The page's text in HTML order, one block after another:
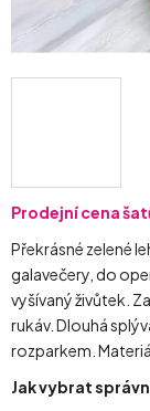
Prodejní cena
Překrásné zelené
galavečery, do
vyšívaný živůtek.
rukáv. Dlouhá
rozparkem.
Jak vybrat